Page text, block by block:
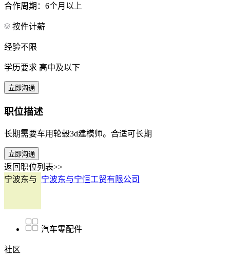
合作周期：6个月以上
按件计薪
经验不限
学历要求 高中及以下
立即沟通
职位描述
长期需要车用轮毂3d建模师。合适可长期
立即沟通
返回职位列表>>
宁波东与 宁波东与宁恒工贸有限公司
汽车零配件
社区